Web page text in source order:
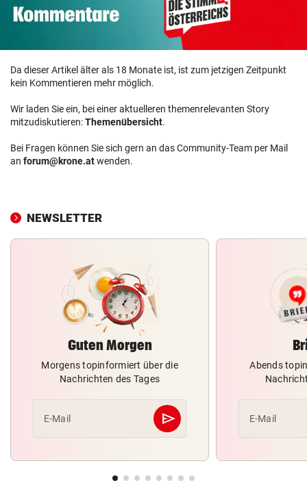
Da dieser Artikel älter als 18 Monate ist, ist zum jetzigen Zeitpunkt
kein Kommentieren mehr möglich.
Wir laden Sie ein, bei einer aktuelleren themenrelevanten Story
mitzudiskutieren:Themenübersicht.
Bei Fragen können Sie sich gern an das Community-Team per Mail
an forum@krone.atwenden.
NEWSLETTER
Guten Morgen
Morgens topinformiert über die
Nachrichten des Tages
E-Mail send
Abschicken
Abends
E-Mail